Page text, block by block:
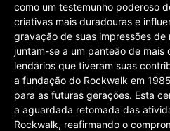
como um testemunho poderoso
criativas mais duradouras e
gravação de suas impressões de
juntam-se a um panteão de
lendários que tiveram suas
a fundação do Rockwalk em
para as futuras gerações. Esta
a aguardada retomada das
Rockwalk, reafirmando o